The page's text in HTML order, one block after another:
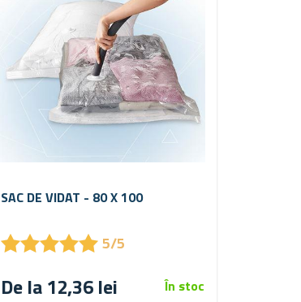
SAC DE VIDAT - 80 X 100
★★★★★
★★★★★5/5
De la 12,36 lei În stoc